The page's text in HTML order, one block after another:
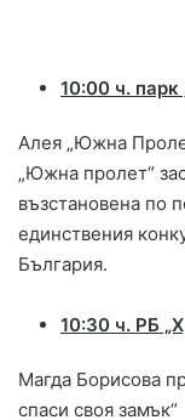
10:00 ч. парк
Алея „Южна
„Южна пролет“
възстановена по
единствения
България.
10:30 ч. РБ
Магда Борисова
спаси своя замък“